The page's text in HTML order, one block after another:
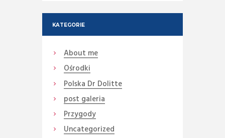
KATEGORIE
About me
Ośrodki
Polska Dr Dolitte
post galeria
Przygody
Uncategorized